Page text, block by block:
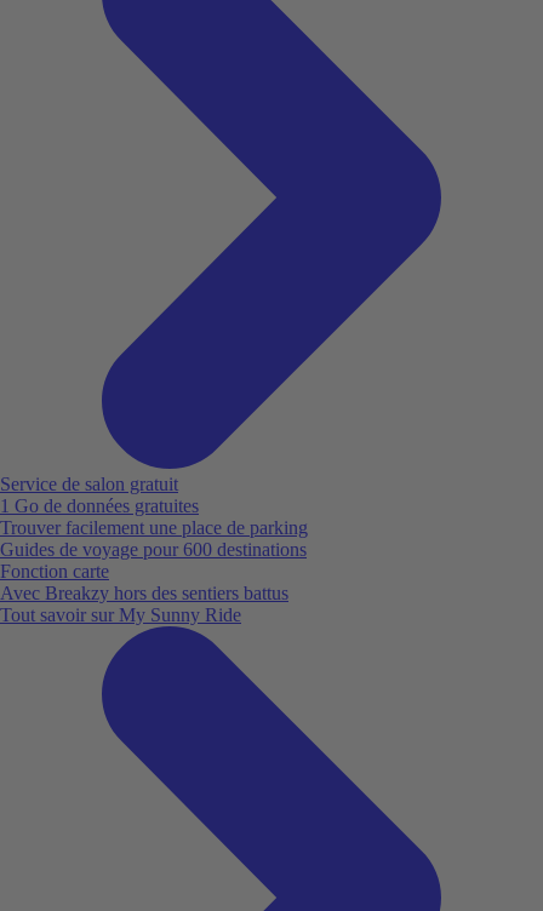
Service de salon gratuit
1 Go de données gratuites
Trouver facilement une place de parking
Guides de voyage pour 600 destinations
Fonction carte
Avec Breakzy hors des sentiers battus
Tout savoir sur My Sunny Ride